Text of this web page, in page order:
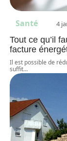
Santé 4
Tout ce qu’il
facture
Il est possible de
suffit…